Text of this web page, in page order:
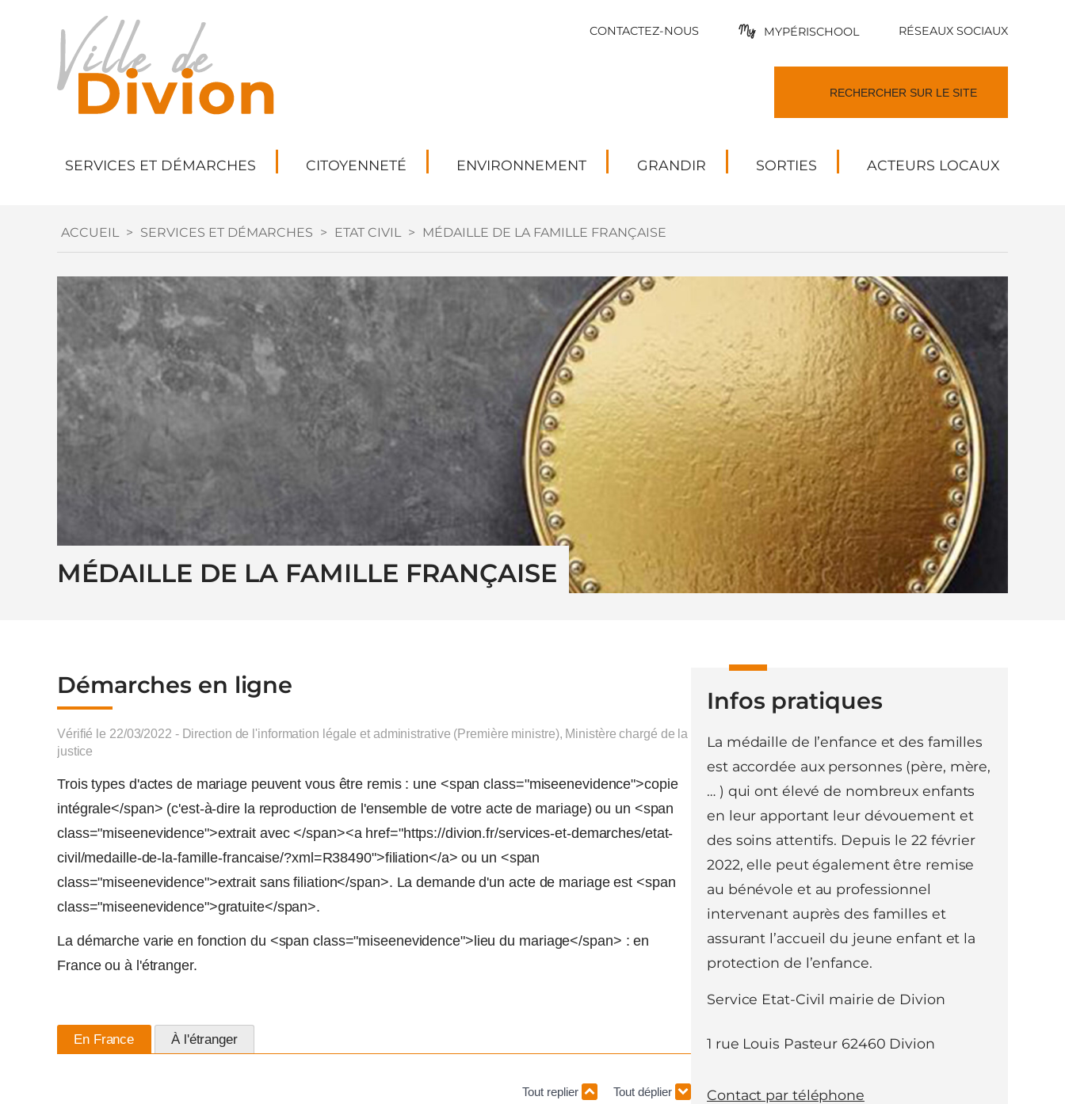
CONTACTEZ-NOUS MYPÉRISCHOOL RÉSEAUX SOCIAUX
SERVICES ET DÉMARCHES CITOYENNETÉ ENVIRONNEMENT GRANDIR SORTIES ACTEURS LOCAUX
ACCUEIL > SERVICES ET DÉMARCHES > ETAT CIVIL > MÉDAILLE DE LA FAMILLE FRANÇAISE
MÉDAILLE DE LA FAMILLE FRANÇAISE
Démarches en ligne
Vérifié le 22/03/2022 - Direction de l'information légale et administrative (Première ministre), Ministère chargé de la
justice
Trois types d'actes de mariage peuvent vous être remis : une <span class="miseenevidence">copie
intégrale</span> (c'est-à-dire la reproduction de l'ensemble de votre acte de mariage) ou un <span
class="miseenevidence">extrait avec </span><a href="https://divion.fr/services-et-demarches/etat-
civil/medaille-de-la-famille-francaise/?xml=R38490">filiation</a> ou un <span
class="miseenevidence">extrait sans filiation</span>. La demande d'un acte de mariage est <span
class="miseenevidence">gratuite</span>.
La démarche varie en fonction du <span class="miseenevidence">lieu du mariage</span> : en
France ou à l'étranger.
En France À l'étranger
Tout replier Tout déplier
Infos pratiques
La médaille de l’enfance et des familles
est accordée aux personnes (père, mère,
… ) qui ont élevé de nombreux enfants
en leur apportant leur dévouement et
des soins attentifs. Depuis le 22 février
2022, elle peut également être remise
au bénévole et au professionnel
intervenant auprès des familles et
assurant l’accueil du jeune enfant et la
protection de l’enfance.
Service Etat-Civil mairie de Divion
1 rue Louis Pasteur 62460 Divion
Contact par téléphone